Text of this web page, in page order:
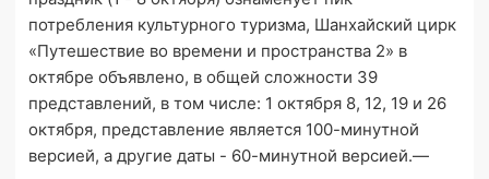
потребления культурного туризма, Шанхайский цирк
«Путешествие во времени и пространства 2» в
октябре объявлено, в общей сложности 39
представлений, в том числе: 1 октября 8, 12, 19 и 26
октября, представление является 100-минутной
версией, а другие даты - 60-минутной версией.—